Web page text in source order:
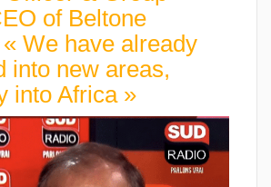
of Beltone
We have already
into new areas,
into Africa »